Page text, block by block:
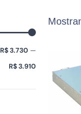
mínimo
máximo
R$ 3.730 —
R$ 3.910